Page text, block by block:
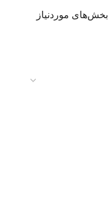
بخش‌های موردنیاز